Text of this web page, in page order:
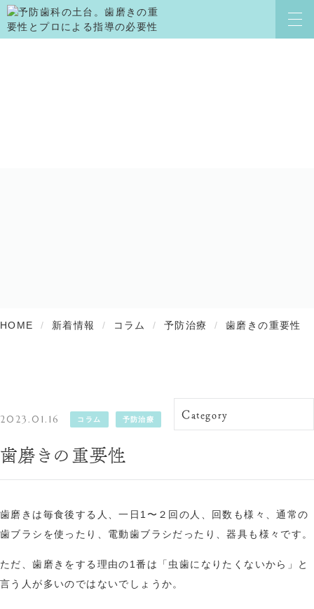
CLINIC
精密な根管治療
分子栄養学外来
HOME 新着情報 コラム 予防治療 歯磨きの重要性
2023.01.16 コラム 予防治療
歯磨きの重要性
歯磨きは毎食後する人、一日1〜２回の人、回数も様々、通常の
歯ブラシを使ったり、電動歯ブラシだったり、器具も様々です。
ただ、歯磨きをする理由の1番は「虫歯になりたくないから」と
言う人が多いのではないでしょうか。